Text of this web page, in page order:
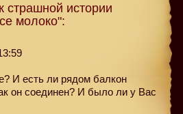
страшной истории
молоко":
И есть ли рядом балкон
он соединен? И было ли у Вас